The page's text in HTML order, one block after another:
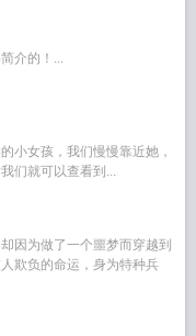
介的！...
小女孩，我们慢慢靠近她，
们就可以查看到...
因为做了一个噩梦而穿越到
欺负的命运，身为特种兵